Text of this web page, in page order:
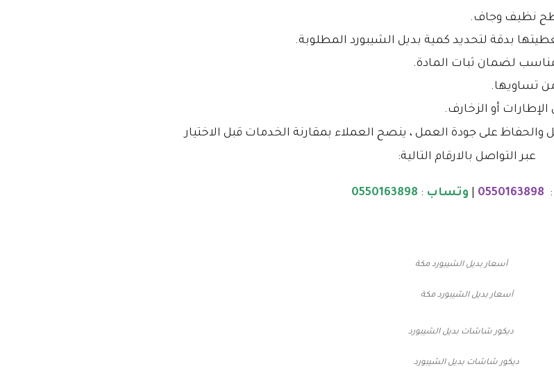
نظيف وجاف.
بدقة لتحديد كمية بديل الشيبورد المطلوبة.
لضمان ثبات المادة.
من تساويها.
أو الزخارف.
على جودة العمل ، ينصح العملاء بمقارنة الخدمات قبل الاختيار
عبر التواصل بالارقام التالية:
:
0550163898 وتساب :
0550163898
أسعار بديل الشيبورد مكة
ديكور شاشات بديل الشيبورد